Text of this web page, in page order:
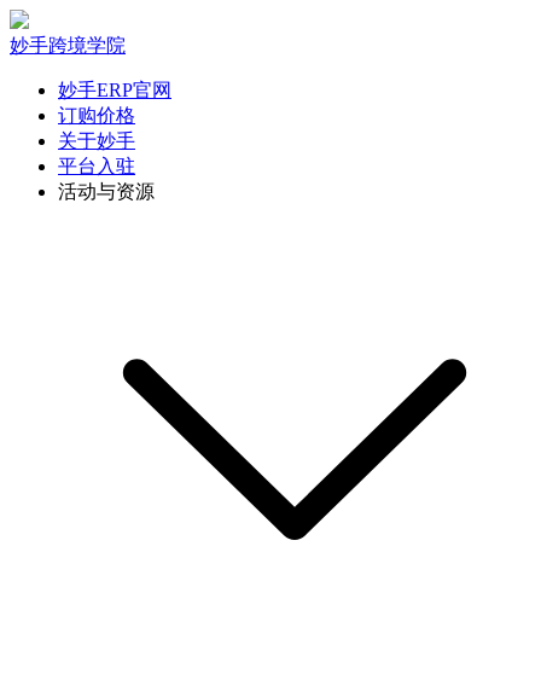
妙手跨境学院
妙手ERP官网
订购价格
关于妙手
平台入驻
活动与资源